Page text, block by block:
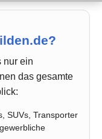
nur ein
das gesamte
SUVs, Transporter